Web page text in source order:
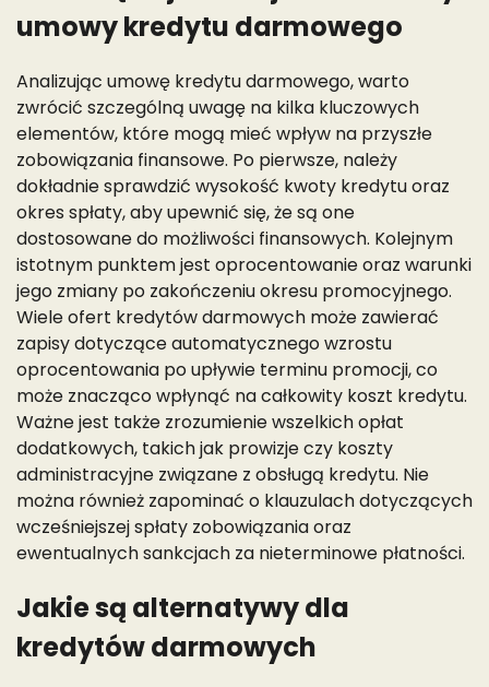
umowy kredytu darmowego
Analizując umowę kredytu darmowego, warto
zwrócić szczególną uwagę na kilka kluczowych
elementów, które mogą mieć wpływ na przyszłe
zobowiązania finansowe. Po pierwsze, należy
dokładnie sprawdzić wysokość kwoty kredytu oraz
okres spłaty, aby upewnić się, że są one
dostosowane do możliwości finansowych. Kolejnym
istotnym punktem jest oprocentowanie oraz warunki
jego zmiany po zakończeniu okresu promocyjnego.
Wiele ofert kredytów darmowych może zawierać
zapisy dotyczące automatycznego wzrostu
oprocentowania po upływie terminu promocji, co
może znacząco wpłynąć na całkowity koszt kredytu.
Ważne jest także zrozumienie wszelkich opłat
dodatkowych, takich jak prowizje czy koszty
administracyjne związane z obsługą kredytu. Nie
można również zapominać o klauzulach dotyczących
wcześniejszej spłaty zobowiązania oraz
ewentualnych sankcjach za nieterminowe płatności.
Jakie są alternatywy dla
kredytów darmowych